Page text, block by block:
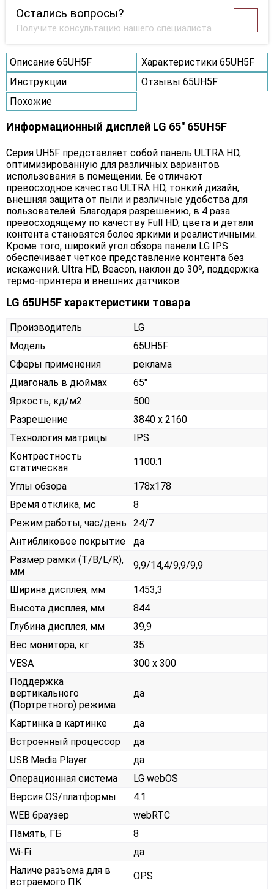
Остались вопросы?
Получите консультацию нашего специалиста
Описание 65UH5F
Характеристики 65UH5F
Инструкции
Отзывы 65UH5F
Похожие
Информационный дисплей LG 65" 65UH5F
Серия UH5F представляет собой панель ULTRA HD,
оптимизированную для различных вариантов
использования в помещении. Ее отличают
превосходное качество ULTRA HD, тонкий дизайн,
внешняя защита от пыли и различные удобства для
пользователей. Благодаря разрешению, в 4 раза
превосходящему по качеству Full HD, цвета и детали
контента становятся более яркими и реалистичными.
Кроме того, широкий угол обзора панели LG IPS
обеспечивает четкое представление контента без
искажений. Ultra HD, Beacon, наклон до 30º, поддержка
термо-принтера и внешних датчиков
LG 65UH5F характеристики товара
Производитель
LG
Модель
65UH5F
Сферы применения
реклама
Диагональ в дюймах
65"
Яркость, кд/м2
500
Разрешение
3840 x 2160
Технология матрицы
IPS
Контрастность
статическая
1100:1
Углы обзора
178x178
Время отклика, мс
8
Режим работы, час/день
24/7
Антибликовое покрытие
да
Размер рамки (T/B/L/R),
мм
9,9/14,4/9,9/9,9
Ширина дисплея, мм
1453,3
Высота дисплея, мм
844
Глубина дисплея, мм
39,9
Вес монитора, кг
35
VESA
300 x 300
Поддержка
вертикального
(Портретного) режима
да
Картинка в картинке
да
Встроенный процессор
да
USB Media Player
да
Операционная система
LG webOS
Версия OS/платформы
4.1
WEB браузер
webRTC
Память, ГБ
8
Wi-Fi
да
Наличе разъема для в
встраемого ПК
OPS